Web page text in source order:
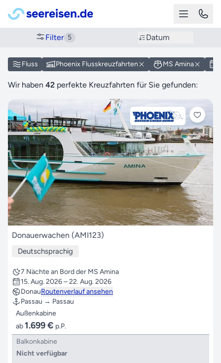
Filter 5 Datum
Fluss Phoenix Flusskreuzfahrten MS Amina
Wir haben 42 perfekte Kreuzfahrten für Sie gefunden:
Donauerwachen (AMI123)
Deutschsprachig
7 Nächte an Bord der MS Amina
15. Aug. 2026 – 22. Aug. 2026
DonauRoutenverlauf ansehen
Passau → Passau
Außenkabine
ab1.699 € p.P.
Balkonkabine
Nicht verfügbar